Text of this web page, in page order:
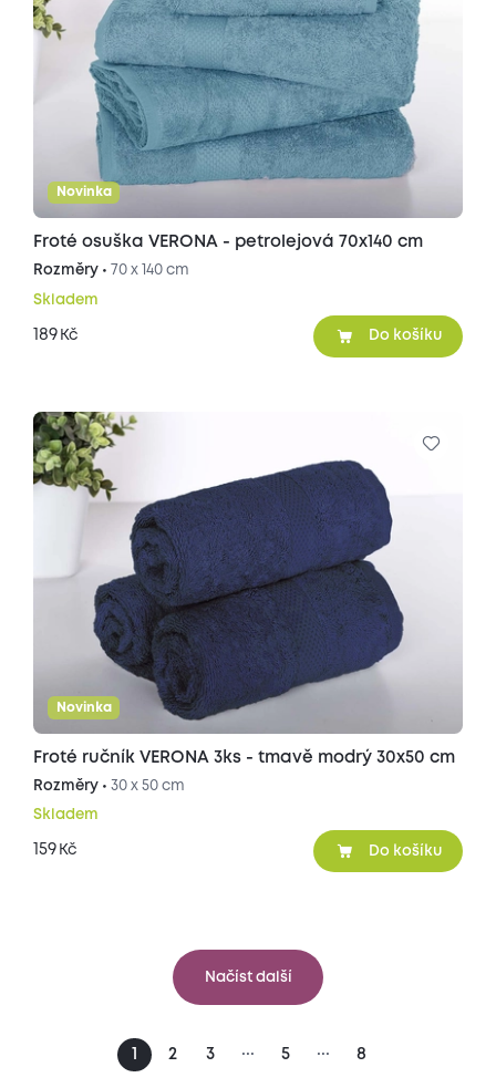
Novinka
Froté osuška VERONA - petrolejová 70x140 cm
Rozměry • 70 x 140 cm
Skladem
189 Kč Do košíku
Novinka
Froté ručník VERONA 3ks - tmavě modrý 30x50 cm
Rozměry • 30 x 50 cm
Skladem
159 Kč Do košíku
Načíst další
2 3 ... 5 ... 8